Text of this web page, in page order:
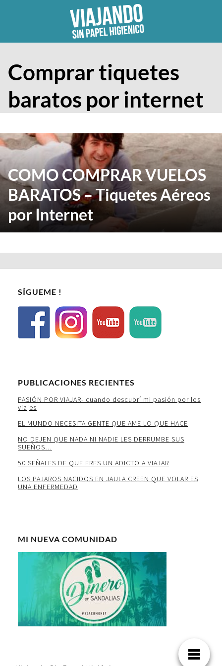
Comprar tiquetes
baratos por internet
COMO COMPRAR VUELOS
BARATOS – Tiquetes Aéreos
por Internet
SÍGUEME !
PUBLICACIONES RECIENTES
PASIÓN POR VIAJAR- cuando descubrí mi pasión por los
viajes
EL MUNDO NECESITA GENTE QUE AME LO QUE HACE
NO DEJEN QUE NADA NI NADIE LES DERRUMBE SUS
SUEÑOS…
50 SEÑALES DE QUE ERES UN ADICTO A VIAJAR
LOS PAJAROS NACIDOS EN JAULA CREEN QUE VOLAR ES
UNA ENFERMEDAD
MI NUEVA COMUNIDAD